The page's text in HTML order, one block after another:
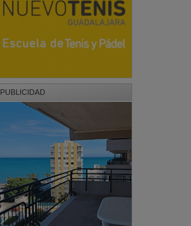
PUBLICIDAD